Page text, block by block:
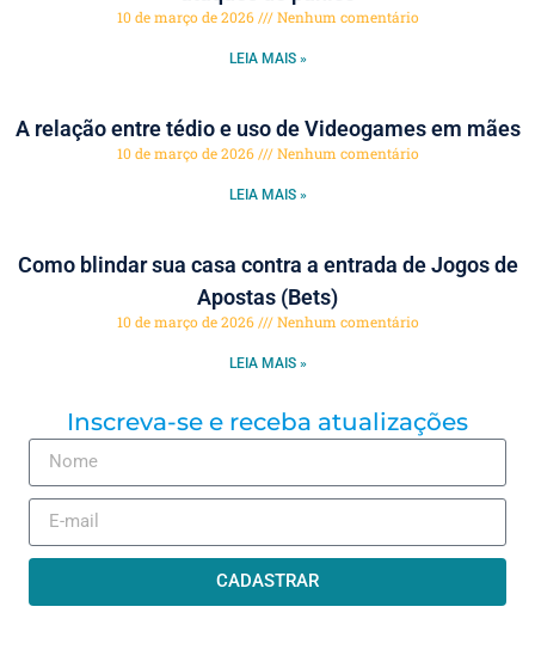
10 de março de 2026 Nenhum comentário
LEIA MAIS »
A relação entre tédio e uso de Videogames em mães
10 de março de 2026 Nenhum comentário
LEIA MAIS »
Como blindar sua casa contra a entrada de Jogos de
Apostas (Bets)
10 de março de 2026 Nenhum comentário
LEIA MAIS »
Inscreva-se e receba atualizações
CADASTRAR